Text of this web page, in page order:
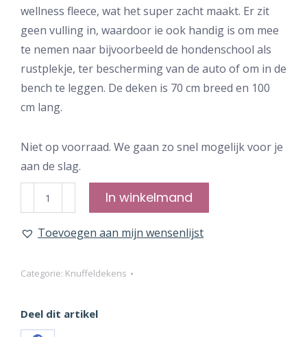
wellness fleece, wat het super zacht maakt. Er zit
geen vulling in, waardoor ie ook handig is om mee
te nemen naar bijvoorbeeld de hondenschool als
rustplekje, ter bescherming van de auto of om in de
bench te leggen. De deken is 70 cm breed en 100
cm lang.
Niet op voorraad. We gaan zo snel mogelijk voor je
aan de slag.
Knuffeldeken
-
lichtroze
aantal
In winkelmand
Toevoegen aan mijn wensenlijst
Categorie: Knuffeldekens
Deel dit artikel